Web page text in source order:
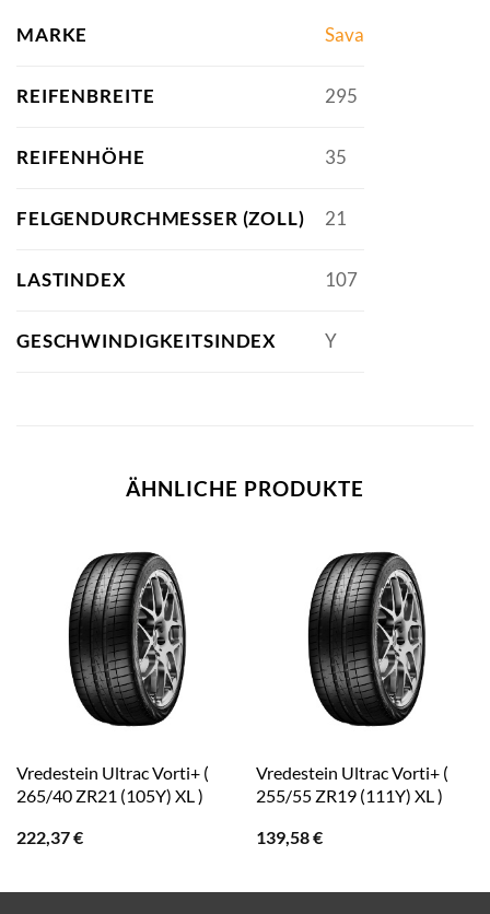
MARKE Sava
REIFENBREITE 295
REIFENHÖHE 35
FELGENDURCHMESSER (ZOLL) 21
LASTINDEX 107
GESCHWINDIGKEITSINDEX Y
ÄHNLICHE PRODUKTE
Vredestein Ultrac Vorti+ (
265/40 ZR21 (105Y) XL )
222,37€
Vredestein Ultrac Vorti+ (
255/55 ZR19 (111Y) XL )
139,58€